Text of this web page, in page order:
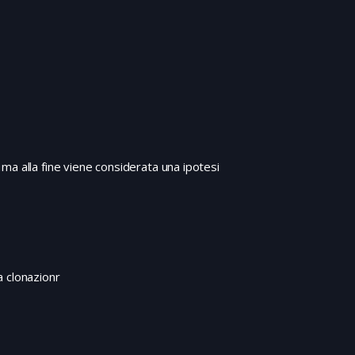
alla fine viene considerata una ipotesi
clonazionr